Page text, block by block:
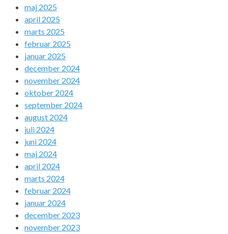
maj 2025
april 2025
marts 2025
februar 2025
januar 2025
december 2024
november 2024
oktober 2024
september 2024
august 2024
juli 2024
juni 2024
maj 2024
april 2024
marts 2024
februar 2024
januar 2024
december 2023
november 2023